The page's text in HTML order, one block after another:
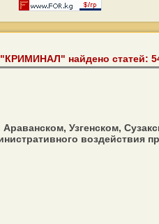
найдено статей:
Узгенском,
воздействия